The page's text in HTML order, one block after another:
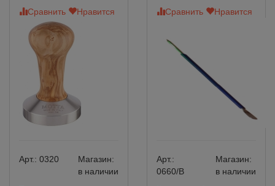
Сравнить Нравится
Арт.: 0320
Магазин:
в наличии
Сравнить Нравится
Арт.:
0660/B
Магазин:
в наличии